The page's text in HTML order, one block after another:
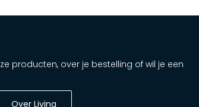
producten, over je bestelling of wil je een
Over Livinq